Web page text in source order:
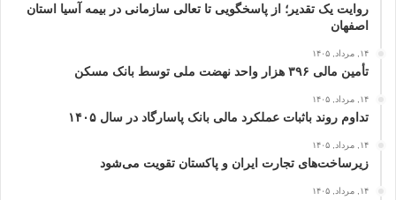
روایت یک تقدیر؛ از پاسخگویی تا تعالی سازمانی در بیمه آسیا استان
اصفهان
۱۴, مرداد, ۱۴۰۵
تأمین مالی ۳۹۶ هزار واحد نهضت ملی توسط بانک مسکن
۱۴, مرداد, ۱۴۰۵
تداوم روند باثبات عملکرد مالی بانک پاسارگاد در سال ۱۴۰۵
۱۴, مرداد, ۱۴۰۵
زیرساخت‌های تجارت ایران و پاکستان تقویت می‌شود
۱۴, مرداد, ۱۴۰۵